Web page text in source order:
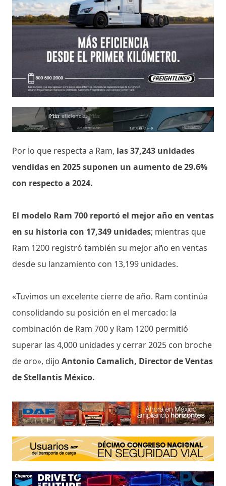
Por lo que respecta a Ram, las 37,243 unidades
vendidas en 2025 suponen un aumento de 29.6%
con respecto a 2024.
El modelo Ram 700 reportó el mejor año en ventas
en su historia con 17,349 unidades; mientras que
Ram 1200 registró también su mejor año en ventas
desde su lanzamiento con 13,199 unidades.
«Tuvimos un excelente cierre de año. Ram continúa
consolidando su posición en el mercado: la
combinación de Ram 700 y Ram 1200 permitió
superar las 4,000 unidades y cerrar 2025 con broche
de oro», dijo Antonio Camalich, Director de Ventas
de Stellantis México.